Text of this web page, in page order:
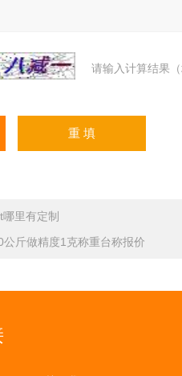
请输入计算结果
里有定制
斤做精度1克称重台称报价